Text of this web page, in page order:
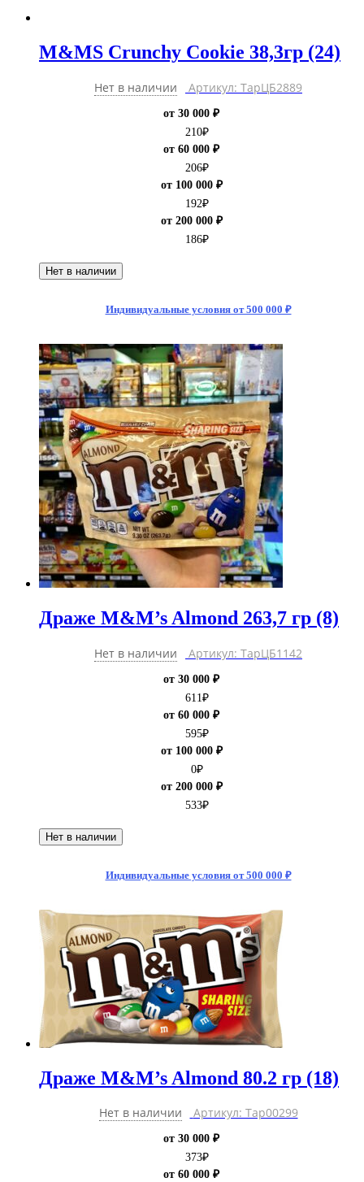
M&MS Crunchy Cookie 38,3гр (24)
Нет в наличии Артикул: ТарЦБ2889
от 30 000 ₽
210₽
от 60 000 ₽
206₽
от 100 000 ₽
192₽
от 200 000 ₽
186₽
Нет в наличии
Индивидуальные условия от 500 000 ₽
Драже M&M’s Almond 263,7 гр (8)
Нет в наличии Артикул: ТарЦБ1142
от 30 000 ₽
611₽
от 60 000 ₽
595₽
от 100 000 ₽
0₽
от 200 000 ₽
533₽
Нет в наличии
Индивидуальные условия от 500 000 ₽
Драже M&M’s Almond 80.2 гр (18)
Нет в наличии Артикул: Тар00299
от 30 000 ₽
373₽
от 60 000 ₽